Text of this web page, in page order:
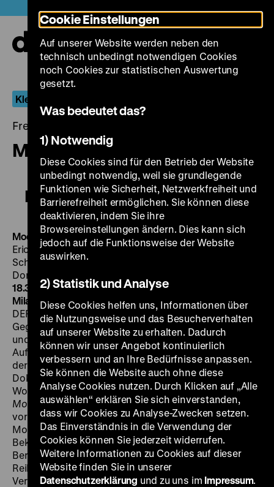
zum
Seiteninhalt
springen
Kleider machen Filme
Freitag, 25. Januar 2019, 20.00 - 00.00 Uhr
Modell Bianka
Modell Bianka
Modell BiankaDDR 1951, R: Richard Groschopp, B:
Erich Conradi, K: Walter Roßkopf, D: Gerda Falk, Margit
Schaumäker, Fritz Wagner, Werner Peters, Siegfried
Dornbusch, Trude Lehmann, 96’
18.30 Uhr + FR 25.01. um 21 Uhr·Einführung am 19.01.:
Mila Ganeva Auch fünf Jahre nach der Gründung der
DEFA mangelte es noch an „heiteren
Gegenwartsfilmen“, die Alltagsprobleme ansprachen
und zugleich dem Publikum leichte Unterhaltung boten.
Auf dieses Manko reagierte 1951 Richard Groschopp,
der zuvor Erfahrungen als Kameramann für
Dokumentarfilme (Leipziger Messe, 1946) und die
WochenschauDer Augenzeugegesammelt hatte. Mit
Modell Biankaentstand unter seiner Regie ein Film, der
vor allem um das Thema Mode kreist. „Bianka” ist ein
Modellkleid, an dessen Entstehung zwei Betriebe der
Bekleidungsindustrie beteiligt sind: der VEB Berolina in
Berlin und der VEB Saxonia in Leipzig. Nach einer
Reihe komödiantischer Turbulenzen und romantischer
Verwicklungen kann das Kleid schließlich als eine
Cookie Einstellungen
Auf unserer Website werden neben den
technisch unbedingt notwendigen Cookies
noch Cookies zur statistischen Auswertung
gesetzt.
Was bedeutet das?
1) Notwendig
Diese Cookies sind für den Betrieb der Website
unbedingt notwendig, weil sie grundlegende
Funktionen wie Sicherheit, Netzwerkfreiheit und
Barrierefreiheit ermöglichen. Sie können diese
deaktivieren, indem Sie ihre
Browsereinstellungen ändern. Dies kann sich
jedoch auf die Funktionsweise der Website
auswirken.
2) Statistik und Analyse
Diese Cookies helfen uns, Informationen über
die Nutzungsweise und das Besucherverhalten
auf unserer Website zu erhalten. Dadurch
können wir unser Angebot kontinuierlich
verbessern und an Ihre Bedürfnisse anpassen.
Sie können die Website auch ohne diese
Analyse Cookies nutzen. Durch Klicken auf „Alle
auswählen“ erklären Sie sich einverstanden,
dass wir Cookies zu Analyse-Zwecken setzen.
Das Einverständnis in die Verwendung der
Cookies können Sie jederzeit widerrufen.
Weitere Informationen zu Cookies auf dieser
Website finden Sie in unserer
Datenschutzerklärung und zu uns im Impressum.